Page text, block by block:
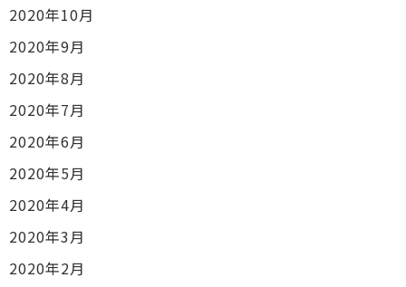
2020年10月
2020年9月
2020年8月
2020年7月
2020年6月
2020年5月
2020年4月
2020年3月
2020年2月